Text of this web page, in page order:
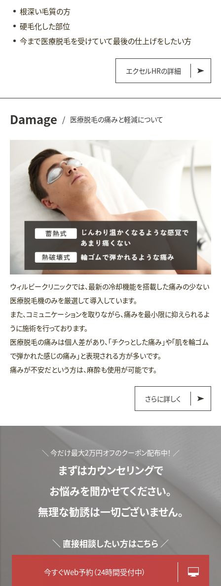
根深い毛質の方
硬毛化した部位
今まで医療脱毛を受けていて最後の仕上げをしたい方
エクセルHRの詳細
Damage / 医療脱毛の痛みと軽減について
ウィルビークリニックでは、最新の冷却機能を搭載した痛みの少ない
医療脱毛機のみを厳選して導入しています。
また、コミュニケーションを取りながら、痛みを最小限に抑えられるよ
うに施術を行っております。
医療脱毛の痛みは個人差があり、「チクっとした痛み」や「肌を輪ゴム
で弾かれた感じの痛み」と表現される方が多いです。
痛みが不安だという方は、麻酔も使用が可能です。
さらに詳しく
＼ 今だけ最大2万円オフのクーポン配布中！ ／
まずはカウンセリングで
お悩みを聞かせてください。
無理な勧誘は一切ございません。
＼ 直接相談したい方はこちら ／
今すぐWeb予約（24時間受付中）